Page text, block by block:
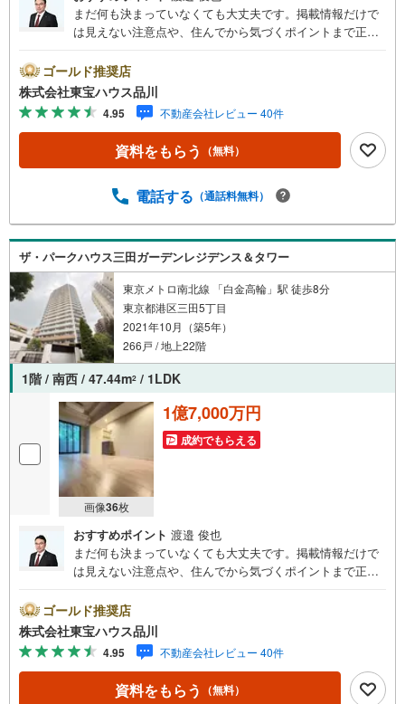
まだ何も決まっていなくても大丈夫です。掲載情報だけで
は見えない注意点や、住んでから気づくポイントまで正直
とも包み隠さずお伝えし、「納得して選ぶ」ためのサポー
トを大切にしています。現地でしか分からないリアルな情
報も含めて、一緒に後悔しない住まい探しを進めていきま
しょう。まずはお気軽にご相談ください。【Yahoo！ 不動
産キャンペーン対象店舗】当店で物件を成約するとPayPay
ボーナスライトがもらえる「Yahoo！ 不動産 物件ご成約キ
予約をする」ボタンからお問い合わせください。※必ずYah
スライトは出金と譲渡はできません。ご案内・詳細な資料
のご請求はお気軽にどうぞ♪お電話でのお問い合わせも常
時受け付けております！お気軽にお問い合わせください。
ゴールド推奨店
株式会社東宝ハウス品川
4.95 不動産会社レビュー 40件
資料をもらう （無料）
電話する （通話料無料）
ザ・パークハウス三田ガーデンレジデンス＆タワー
東京メトロ南北線 「白金高輪」駅 徒歩8分
東京都港区三田5丁目
2021年10月（築5年）
266戸 / 地上22階
1階 / 南西 / 47.44m2 / 1LDK
画像36枚
1億7,000万円
成約でもらえる
おすすめポイント 渡邉 俊也
まだ何も決まっていなくても大丈夫です。掲載情報だけで
は見えない注意点や、住んでから気づくポイントまで正直
とも包み隠さずお伝えし、「納得して選ぶ」ためのサポー
トを大切にしています。現地でしか分からないリアルな情
報も含めて、一緒に後悔しない住まい探しを進めていきま
しょう。まずはお気軽にご相談ください。【Yahoo！ 不動
産キャンペーン対象店舗】当店で物件を成約するとPayPay
ボーナスライトがもらえる「Yahoo！ 不動産 物件ご成約キ
ゴールド推奨店
株式会社東宝ハウス品川
4.95 不動産会社レビュー 40件
資料をもらう （無料）